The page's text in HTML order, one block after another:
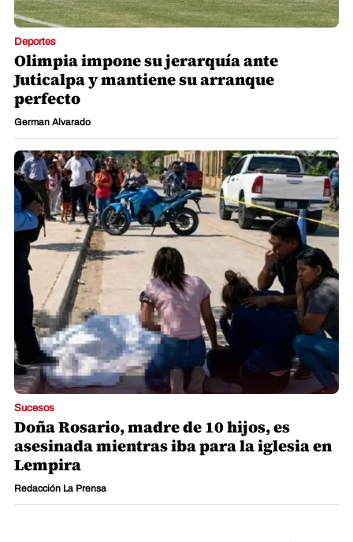
Deportes
Olimpia impone su jerarquía ante
Juticalpa y mantiene su arranque
perfecto
German Alvarado
Sucesos
Doña Rosario, madre de 10 hijos, es
asesinada mientras iba para la iglesia en
Lempira
Redacción La Prensa